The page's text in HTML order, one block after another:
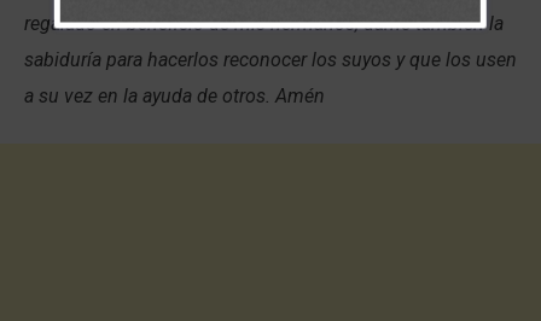
regalado en beneficio de mis hermanos; dame también la
sabiduría para hacerlos reconocer los suyos y que los usen
a su vez en la ayuda de otros. Amén